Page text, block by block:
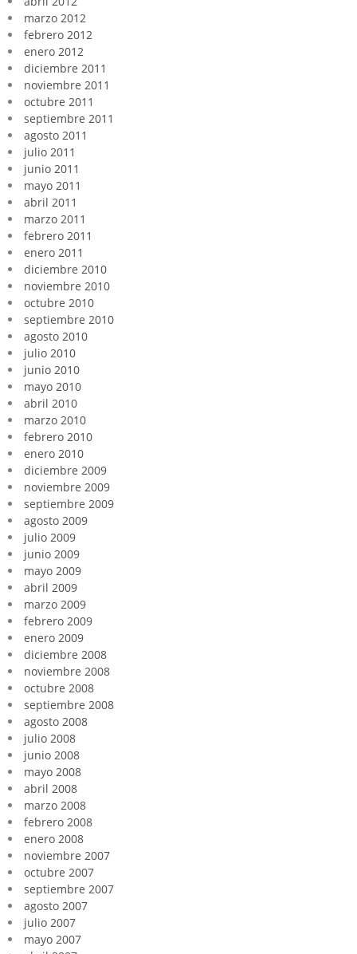
marzo 2012
febrero 2012
enero 2012
diciembre 2011
noviembre 2011
octubre 2011
septiembre 2011
agosto 2011
julio 2011
junio 2011
mayo 2011
abril 2011
marzo 2011
febrero 2011
enero 2011
diciembre 2010
noviembre 2010
octubre 2010
septiembre 2010
agosto 2010
julio 2010
junio 2010
mayo 2010
abril 2010
marzo 2010
febrero 2010
enero 2010
diciembre 2009
noviembre 2009
septiembre 2009
agosto 2009
julio 2009
junio 2009
mayo 2009
abril 2009
marzo 2009
febrero 2009
enero 2009
diciembre 2008
noviembre 2008
octubre 2008
septiembre 2008
agosto 2008
julio 2008
junio 2008
mayo 2008
abril 2008
marzo 2008
febrero 2008
enero 2008
noviembre 2007
octubre 2007
septiembre 2007
agosto 2007
julio 2007
mayo 2007